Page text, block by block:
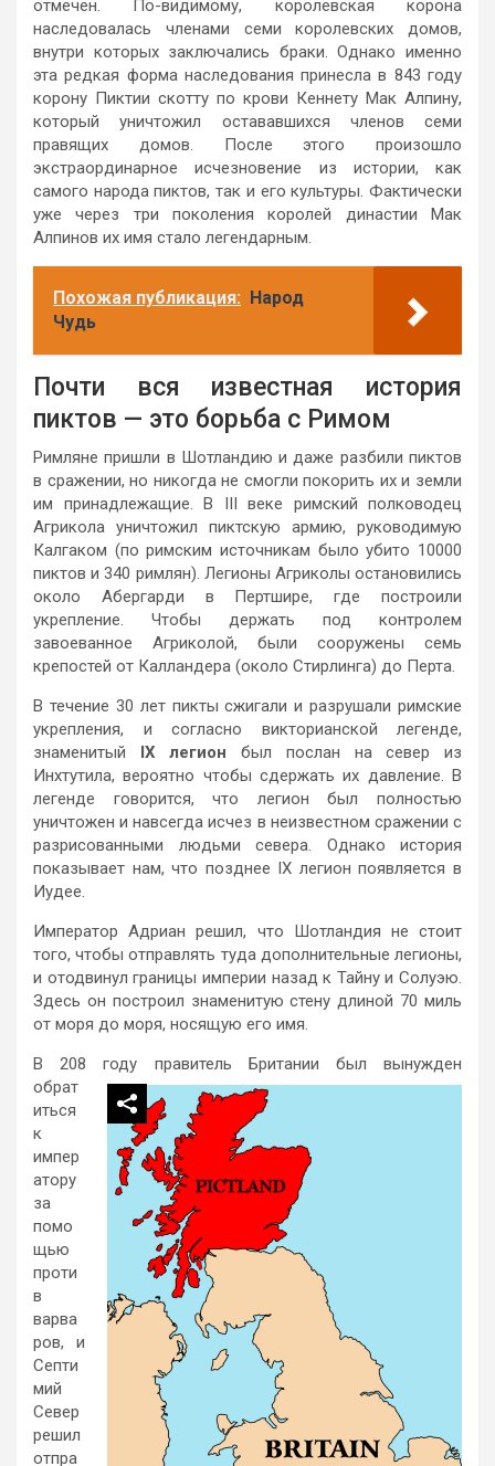
отмечен. По-видимому, королевская корона
наследовалась членами семи королевских домов,
внутри которых заключались браки. Однако именно
эта редкая форма наследования принесла в 843 году
корону Пиктии скотту по крови Кеннету Мак Алпину,
который уничтожил остававшихся членов семи
правящих домов. После этого произошло
экстраординарное исчезновение из истории, как
самого народа пиктов, так и его культуры. Фактически
уже через три поколения королей династии Мак
Алпинов их имя стало легендарным.
Похожая публикация: Народ
Чудь
Почти вся известная история
пиктов — это борьба с Римом
Римляне пришли в Шотландию и даже разбили пиктов
в сражении, но никогда не смогли покорить их и земли
им принадлежащие. В III веке римский полководец
Агрикола уничтожил пиктскую армию, руководимую
Калгаком (по римским источникам было убито 10000
пиктов и 340 римлян). Легионы Агриколы остановились
около Абергарди в Пертшире, где построили
укрепление. Чтобы держать под контролем
завоеванное Агриколой, были сооружены семь
крепостей от Калландера (около Стирлинга) до Перта.
В течение 30 лет пикты сжигали и разрушали римские
укрепления, и согласно викторианской легенде,
знаменитый IX легион был послан на север из
Инхтутила, вероятно чтобы сдержать их давление. В
легенде говорится, что легион был полностью
уничтожен и навсегда исчез в неизвестном сражении с
разрисованными людьми севера. Однако история
показывает нам, что позднее IX легион появляется в
Иудее.
Император Адриан решил, что Шотландия не стоит
того, чтобы отправлять туда дополнительные легионы,
и отодвинул границы империи назад к Тайну и Солуэю.
Здесь он построил знаменитую стену длиной 70 миль
от моря до моря, носящую его имя.
В 208 году правитель Британии был вынужден
обрат
иться
к
импер
атору
за
помо
щью
проти
в
варва
ров, и
Септи
мий
Север
решил
отпра